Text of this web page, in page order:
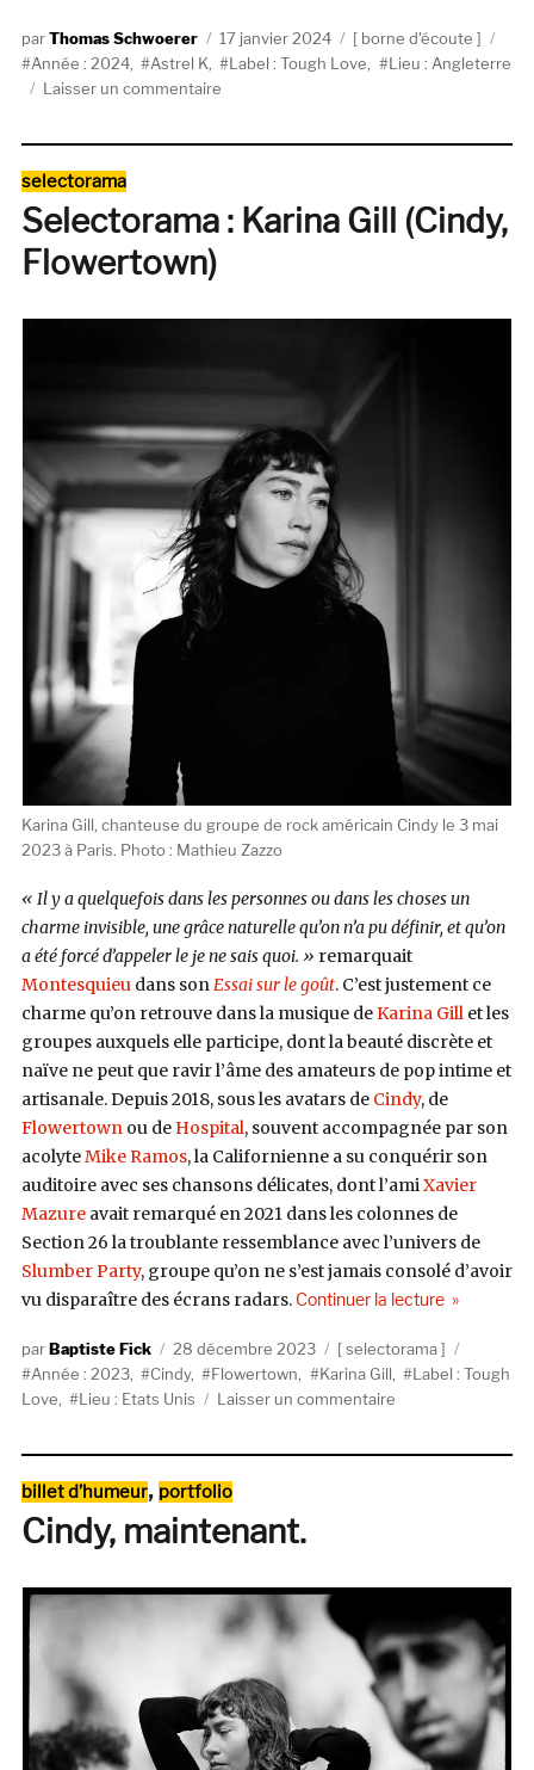
AuteurThomas Schwoerer
Publié
le
17 janvier 2024 Catégories
borne d'écoute
Année : 2024, Astrel K Label : Tough Love
Lieu : Angleterre
Laisser un commentairesur
clair
obscur
Catégories
selectorama
Selectorama : Karina Gill (Cindy,
Flowertown)
Karina Gill, chanteuse du groupe de rock américain Cindy le 3 mai
2023 à Paris. Photo : Mathieu Zazzo
« Il y a quelquefois dans les personnes ou dans les choses un
charme invisible, une grâce naturelle qu’on n’a pu définir, et qu’on
a été forcé d’appeler le je ne sais quoi. » remarquait
Montesquieu dans son Essai sur le goût. C’est justement ce
charme qu’on retrouve dans la musique deKarina Gill et les
groupes auxquels elle participe, dont la beauté discrète et
naïve ne peut que ravir l’âme des amateurs de pop intime et
artisanale. Depuis 2018, sous les avatars de Cindy, de
Flowertown ou de Hospital, souvent accompagnée par son
acolyteMike Ramos, la Californienne a su conquérir son
auditoire avec ses chansons délicates, dont l’ami Xavier
Mazureavait remarqué en 2021 dans les colonnes de
Section 26 la troublante ressemblance avec l’univers de
Slumber Party, groupe qu’on ne s’est jamais consolé d’avoir
vu disparaître des écrans radars. Continuer la lecturede «
AuteurBaptiste Fick
Publié
le
28 décembre 2023 Catégories
selectorama
Année : 2023, Cindy, Flowertown Karina Gill
Label : Tough
Love
Lieu : Etats Unis Laisser un commentaire
Catégories
billet d’humeur, portfolio
Cindy, maintenant.